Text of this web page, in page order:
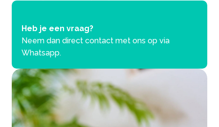
Heb je een vraag?
Neem dan direct contact met ons op via
Whatsapp.